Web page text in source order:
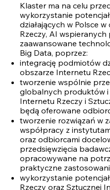
Klaster ma na celu
wykorzystanie
działających w Polsce
Rzeczy, AI wspieranych
zaawansowane
Big Data, poprzez:
integrację podmiotów
obszarze Internetu
tworzenie wspólnie
globalnych produktów i
Internetu Rzeczy i
będą oferowane
tworzenie rozwiązań w
współpracy z
oraz odbiorcami
przedsięwzięcia
opracowywane na
praktyczne
wykorzystanie
Rzeczy oraz Sztucznej